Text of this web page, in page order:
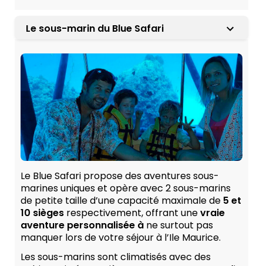
Le sous-marin du Blue Safari
Le Blue Safari propose des aventures sous-
marines uniques et opère avec 2 sous-marins
de petite taille d’une capacité maximale de 5 et
10 sièges respectivement, offrant unevraie
aventure personnalisée à ne surtout pas
manquer lors de votre séjour à l’Ile Maurice.
Les sous-marins sont climatisés avec des